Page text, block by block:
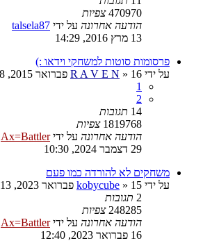
470970 צפיות
הודעה אחרונה על ידי talsela87
13 מרץ 2016, 14:29
פרסומות סוטות למשחקי וידאו :)
על ידי
R A V E N » 16 פברואר 2015, 08:48
1
2
14 תגובות
1819768 צפיות
הודעה אחרונה על ידיAx=Battler
29 דצמבר 2024, 10:30
משחקים לא להורדה כמו פעם
על ידי
kobycube » 15 פברואר 2023, 08:13
2 תגובות
248285 צפיות
הודעה אחרונה על ידיAx=Battler
16 פברואר 2023, 12:40